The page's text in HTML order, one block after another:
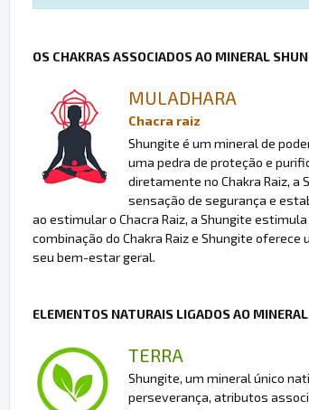
OS CHAKRAS ASSOCIADOS AO MINERAL
MULADHARA
Chacra raiz
Shungite é um mineral de
uma pedra de proteção e
diretamente no Chakra Raiz,
sensação de segurança e
ao estimular o Chacra Raiz, a Shungite
combinação do Chakra Raiz e Shungite
seu bem-estar geral.
ELEMENTOS NATURAIS LIGADOS AO
TERRA
Shungite, um mineral único
perseverança, atributos